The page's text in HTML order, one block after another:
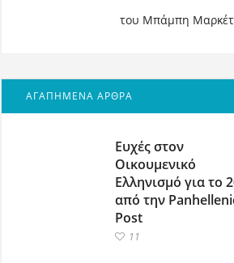
του Μπάμπη
ΑΓΑΠΗΜΕΝΑ ΑΡΘΡΑ
Ευχές στον
Οικουμενικό
Ελληνισμό για το
από την
Post
11